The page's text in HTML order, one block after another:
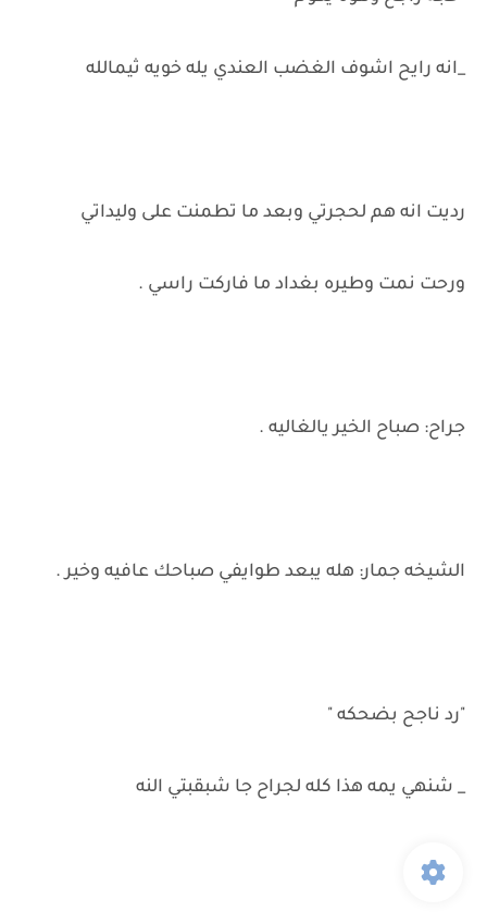
_انه رايح اشوف الغضب العندي يله خويه ثيمالله
رديت انه هم لحجرتي وبعد ما تطمنت على وليداتي
ورحت نمت وطيره بغداد ما فاركت راسي .
جراح: صباح الخير يالغاليه .
الشيخه جمار: هله يبعد طوايفي صباحك عافيه وخير .
"رد ناجح بضحكه "
_ شنهي يمه هذا كله لجراح جا شبقبتي النه